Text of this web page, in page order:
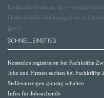
Fachkräfte Zwickau, das regionale
Finde aktuelle Stellenangebote in
gratis!
SCHNELLEINSTIEG
Kostenlos registrieren bei Fachkräfte
Jobs und Firmen suchen bei Fachkräfte
Stellenanzeigen günstig schalten
Infos für Jobsuchende